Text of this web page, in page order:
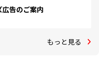
広告のご案内
もっと見る